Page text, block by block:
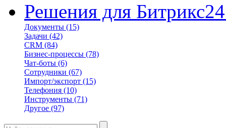
Решения для Битрикс24
Документы (15)
Задачи (42)
CRM (84)
Бизнес-процессы (78)
Чат-боты (6)
Сотрудники (67)
Импорт/экспорт (15)
Телефония (10)
Инструменты (71)
Другое (97)